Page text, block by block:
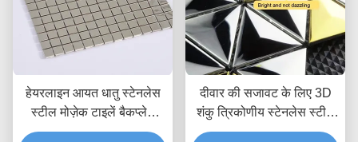
हेयरलाइन आयत धातु स्टेनलेस
स्टील मोज़ेक टाइलें बैकप्लेश
वेयरप्रूफ
दीवार की सजावट के लिए 3D
शंकु त्रिकोणीय स्टेनलेस स्टील
मोज़ेक टाइल JIS सिल्वर गोल्ड